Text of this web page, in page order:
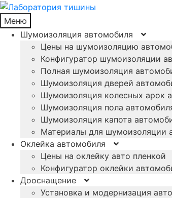
Меню
Шумоизоляция автомобиля
Цены на шумоизоляцию
Конфигуратор шумоизоляции
Полная шумоизоляция
Шумоизоляция дверей
Шумоизоляция колесных арок
Шумоизоляция пола
Шумоизоляция капота
Материалы для шумоизоляции
Оклейка автомобиля
Цены на оклейку авто пленкой
Конфигуратор оклейки
Дооснащение
Установка и модернизация